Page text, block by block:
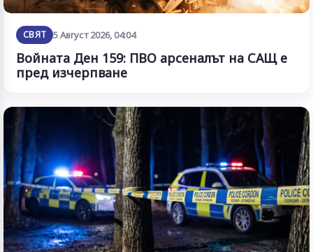
СВЯТ 5 Август 2026, 04:04
Войната Ден 159: ПВО арсеналът на САЩ е
пред изчерпване